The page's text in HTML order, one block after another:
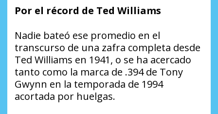
Por el récord de Ted Williams
Nadie bateó ese promedio en el
transcurso de una zafra completa desde
Ted Williams en 1941, o se ha acercado
tanto como la marca de .394 de Tony
Gwynn en la temporada de 1994
acortada por huelgas.